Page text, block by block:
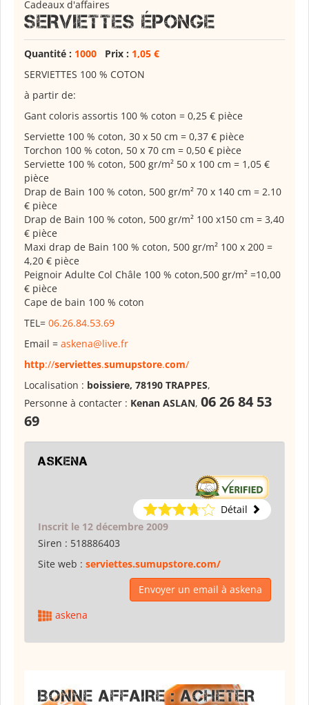
Cadeaux d'affaires
SERVIETTES ÉPONGE
Quantité : 1000 Prix : 1,05 €
SERVIETTES 100 % COTON
à partir de:
Gant coloris assortis 100 % coton = 0,25 € pièce
Serviette 100 % coton, 30 x 50 cm = 0,37 € pièce
Torchon 100 % coton, 50 x 70 cm = 0,50 € pièce
Serviette 100 % coton, 500 gr/m² 50 x 100 cm = 1,05 €
pièce
Drap de Bain 100 % coton, 500 gr/m² 70 x 140 cm = 2.10
€ pièce
Drap de Bain 100 % coton, 500 gr/m² 100 x150 cm = 3,40
€ pièce
Maxi drap de Bain 100 % coton, 500 gr/m² 100 x 200 =
4,20 € pièce
Peignoir Adulte Col Châle 100 % coton,500 gr/m² =10,00
€ pièce
Cape de bain 100 % coton
TEL= 06.26.84.53.69
Email = askena@live.fr
http://serviettes.sumupstore.com/
Localisation : boissiere, 78190 TRAPPES,
Personne à contacter : Kenan ASLAN, 06 26 84 53
69
askena
Détail
Inscrit le 12 décembre 2009
Siren : 518886403
Site web : serviettes.sumupstore.com/
Envoyer un email à askena
askena
BONNE AFFAIRE : ACHETER